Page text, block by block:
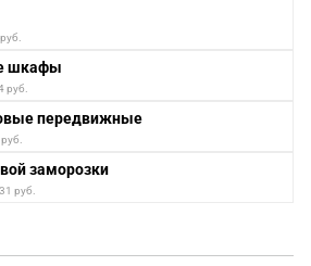
шкафы
руб.
передвижные
заморозки
руб.